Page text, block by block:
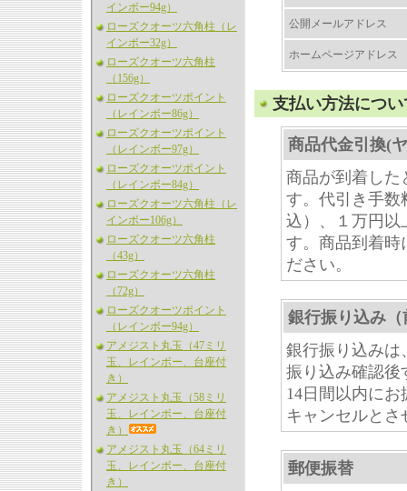
インボー94g）
ローズクオーツ六角柱（レ
インボー32g）
ローズクオーツ六角柱
（156g）
ローズクオーツポイント
（レインボー86g）
ローズクオーツポイント
（レインボー97g）
ローズクオーツポイント
（レインボー84g）
ローズクオーツ六角柱（レ
インボー106g）
ローズクオーツ六角柱
（43g）
ローズクオーツ六角柱
（72g）
ローズクオーツポイント
（レインボー94g）
アメジスト丸玉（47ミリ
玉、レインボー、台座付
き）
アメジスト丸玉（58ミリ
玉、レインボー、台座付
き）
アメジスト丸玉（64ミリ
玉、レインボー、台座付
き）
公開メールアドレス
ホームページアドレス
支払い方法につい
商品代金引換(
商品が到着した
す。代引き手数
込）、１万円以
す。商品到着時
ださい。
銀行振り込み（
銀行振り込みは
振り込み確認後
14日間以内に
キャンセルとさ
郵便振替